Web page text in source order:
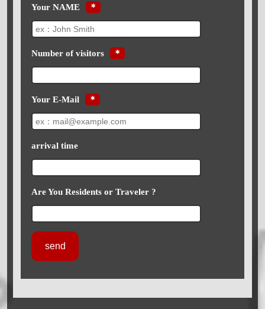
Your NAME ＊
Number of visitors ＊
Your E-Mail ＊
arrival time
Are You Residents or Traveler ?